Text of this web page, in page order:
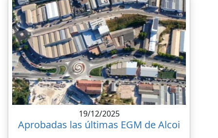
19/12/2025
Aprobadas las últimas EGM de Alcoi